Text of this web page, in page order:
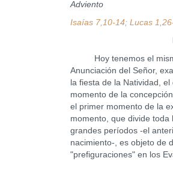
Adviento
Isaías 7,10-14; Lucas
Hoy tenemos el
Anunciación del Señor,
la fiesta de la Natividad,
momento de la
el primer momento de la
momento, que divide
grandes períodos -el
nacimiento-, es objeto de
"prefiguraciones" en los